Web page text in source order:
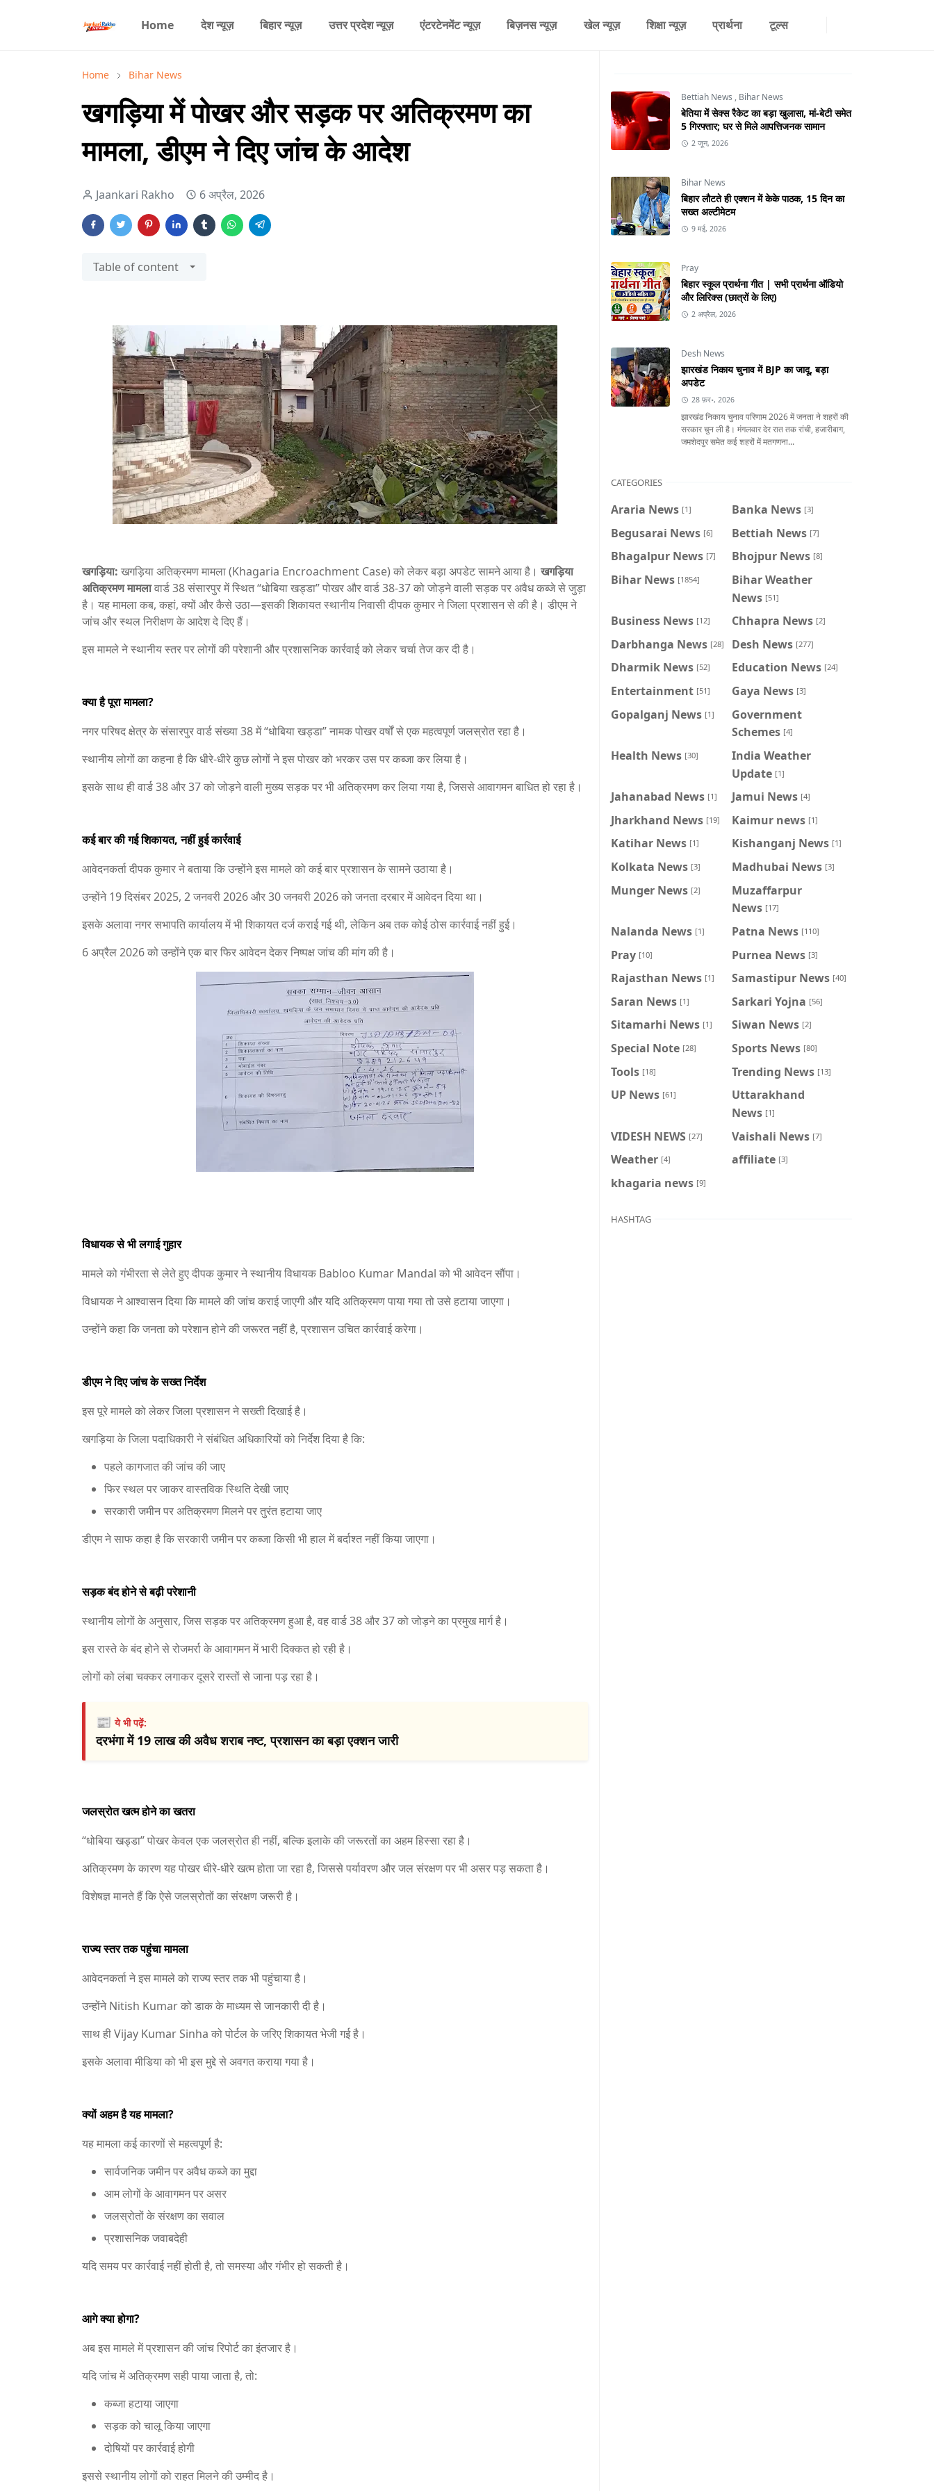
Home देश न्यूज़ बिहार न्यूज़ उत्तर प्रदेश न्यूज़ एंटरटेनमेंट न्यूज़ बिज़नस न्यूज़ खेल न्यूज़ शिक्षा न्यूज़ प्रार्थना टूल्स
Home Bihar News
खगड़िया में पोखर और सड़क पर अतिक्रमण का
मामला, डीएम ने दिए जांच के आदेश
Jaankari Rakho 6 अप्रैल, 2026
Table of content
खगड़िया: खगड़िया अतिक्रमण मामला (Khagaria Encroachment Case) को लेकर बड़ा अपडेट सामने आया है।खगड़िया
अतिक्रमण मामलावार्ड 38 संसारपुर में स्थित “धोबिया खड्डा” पोखर और वार्ड 38-37 को जोड़ने वाली सड़क पर अवैध कब्जे से जुड़ा
है। यह मामला कब, कहां, क्यों और कैसे उठा—इसकी शिकायत स्थानीय निवासी दीपक कुमार ने जिला प्रशासन से की है। डीएम ने
जांच और स्थल निरीक्षण के आदेश दे दिए हैं।
इस मामले ने स्थानीय स्तर पर लोगों की परेशानी और प्रशासनिक कार्रवाई को लेकर चर्चा तेज कर दी है।
क्या है पूरा मामला?
नगर परिषद क्षेत्र के संसारपुर वार्ड संख्या 38 में “धोबिया खड्डा” नामक पोखर वर्षों से एक महत्वपूर्ण जलस्रोत रहा है।
स्थानीय लोगों का कहना है कि धीरे-धीरे कुछ लोगों ने इस पोखर को भरकर उस पर कब्जा कर लिया है।
इसके साथ ही वार्ड 38 और 37 को जोड़ने वाली मुख्य सड़क पर भी अतिक्रमण कर लिया गया है, जिससे आवागमन बाधित हो रहा है।
कई बार की गई शिकायत, नहीं हुई कार्रवाई
आवेदनकर्ता दीपक कुमार ने बताया कि उन्होंने इस मामले को कई बार प्रशासन के सामने उठाया है।
उन्होंने 19 दिसंबर 2025, 2 जनवरी 2026 और 30 जनवरी 2026 को जनता दरबार में आवेदन दिया था।
इसके अलावा नगर सभापति कार्यालय में भी शिकायत दर्ज कराई गई थी, लेकिन अब तक कोई ठोस कार्रवाई नहीं हुई।
6 अप्रैल 2026 को उन्होंने एक बार फिर आवेदन देकर निष्पक्ष जांच की मांग की है।
विधायक से भी लगाई गुहार
मामले को गंभीरता से लेते हुए दीपक कुमार ने स्थानीय विधायक Babloo Kumar Mandal को भी आवेदन सौंपा।
विधायक ने आश्वासन दिया कि मामले की जांच कराई जाएगी और यदि अतिक्रमण पाया गया तो उसे हटाया जाएगा।
उन्होंने कहा कि जनता को परेशान होने की जरूरत नहीं है, प्रशासन उचित कार्रवाई करेगा।
डीएम ने दिए जांच के सख्त निर्देश
इस पूरे मामले को लेकर जिला प्रशासन ने सख्ती दिखाई है।
खगड़िया के जिला पदाधिकारी ने संबंधित अधिकारियों को निर्देश दिया है कि:
पहले कागजात की जांच की जाए
फिर स्थल पर जाकर वास्तविक स्थिति देखी जाए
सरकारी जमीन पर अतिक्रमण मिलने पर तुरंत हटाया जाए
डीएम ने साफ कहा है कि सरकारी जमीन पर कब्जा किसी भी हाल में बर्दाश्त नहीं किया जाएगा।
सड़क बंद होने से बढ़ी परेशानी
स्थानीय लोगों के अनुसार, जिस सड़क पर अतिक्रमण हुआ है, वह वार्ड 38 और 37 को जोड़ने का प्रमुख मार्ग है।
इस रास्ते के बंद होने से रोजमर्रा के आवागमन में भारी दिक्कत हो रही है।
लोगों को लंबा चक्कर लगाकर दूसरे रास्तों से जाना पड़ रहा है।
📰ये भी पढ़ें:
दरभंगा में 19 लाख की अवैध शराब नष्ट, प्रशासन का बड़ा एक्शन जारी
जलस्रोत खत्म होने का खतरा
“धोबिया खड्डा” पोखर केवल एक जलस्रोत ही नहीं, बल्कि इलाके की जरूरतों का अहम हिस्सा रहा है।
अतिक्रमण के कारण यह पोखर धीरे-धीरे खत्म होता जा रहा है, जिससे पर्यावरण और जल संरक्षण पर भी असर पड़ सकता है।
विशेषज्ञ मानते हैं कि ऐसे जलस्रोतों का संरक्षण जरूरी है।
राज्य स्तर तक पहुंचा मामला
आवेदनकर्ता ने इस मामले को राज्य स्तर तक भी पहुंचाया है।
उन्होंनेNitish Kumarको डाक के माध्यम से जानकारी दी है।
साथ हीVijay Kumar Sinha को पोर्टल के जरिए शिकायत भेजी गई है।
इसके अलावा मीडिया को भी इस मुद्दे से अवगत कराया गया है।
क्यों अहम है यह मामला?
यह मामला कई कारणों से महत्वपूर्ण है:
सार्वजनिक जमीन पर अवैध कब्जे का मुद्दा
आम लोगों के आवागमन पर असर
जलस्रोतों के संरक्षण का सवाल
प्रशासनिक जवाबदेही
यदि समय पर कार्रवाई नहीं होती है, तो समस्या और गंभीर हो सकती है।
आगे क्या होगा?
अब इस मामले में प्रशासन की जांच रिपोर्ट का इंतजार है।
यदि जांच में अतिक्रमण सही पाया जाता है, तो:
कब्जा हटाया जाएगा
सड़क को चालू किया जाएगा
दोषियों पर कार्रवाई होगी
इससे स्थानीय लोगों को राहत मिलने की उम्मीद है।
Bettiah News , Bihar News
बेतिया में सेक्स रैकेट का बड़ा खुलासा, मां-बेटी समेत
5 गिरफ्तार; घर से मिले आपत्तिजनक सामान
2 जून, 2026
Bihar News
बिहार लौटते ही एक्शन में केके पाठक, 15 दिन का
सख्त अल्टीमेटम
9 मई, 2026
Pray
बिहार स्कूल प्रार्थना गीत | सभी प्रार्थना ऑडियो
और लिरिक्स (छात्रों के लिए)
2 अप्रैल, 2026
Desh News
झारखंड निकाय चुनाव में BJP का जादू, बड़ा
अपडेट
28 फ़र॰, 2026
झारखंड निकाय चुनाव परिणाम 2026 में जनता ने शहरों की
सरकार चुन ली है। मंगलवार देर रात तक रांची, हजारीबाग,
जमशेदपुर समेत कई शहरों में मतगणना...
CATEGORIES
Araria News [1] Banka News [3]
Begusarai News [6] Bettiah News [7]
Bhagalpur News [7] Bhojpur News [8]
Bihar News [1854]
Bihar Weather
News [51]
Business News [12] Chhapra News [2]
Darbhanga News [28] Desh News [277]
Dharmik News [52] Education News [24]
Entertainment [51] Gaya News [3]
Gopalganj News [1]
Government
Schemes [4]
Health News [30]
India Weather
Update [1]
Jahanabad News [1] Jamui News [4]
Jharkhand News [19] Kaimur news [1]
Katihar News [1] Kishanganj News [1]
Kolkata News [3] Madhubai News [3]
Munger News [2]
Muzaffarpur
News [17]
Nalanda News [1] Patna News [110]
Pray [10] Purnea News [3]
Rajasthan News [1] Samastipur News [40]
Saran News [1] Sarkari Yojna [56]
Sitamarhi News [1] Siwan News [2]
Special Note [28] Sports News [80]
Tools [18] Trending News [13]
UP News [61]
Uttarakhand
News [1]
VIDESH NEWS [27] Vaishali News [7]
Weather [4] affiliate [3]
khagaria news [9]
HASHTAG